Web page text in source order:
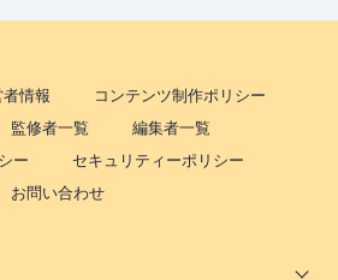
情報
コンテンツ制作ポリシー
監修者一覧
編集者一覧
ー
セキュリティーポリシー
お問い合わせ